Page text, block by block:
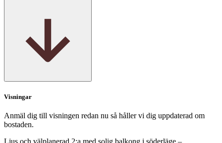
Visningar
Anmäl dig till visningen redan nu så håller vi dig uppdaterad om
bostaden.
Ljus och välplanerad 2:a med solig balkong i söderläge –